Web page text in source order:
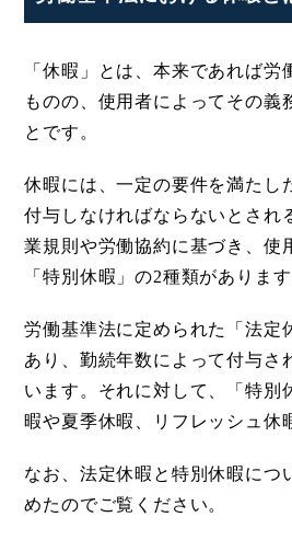
「休暇」とは、本来であれば労
ものの、使用者によってその義
とです。
休暇には、一定の要件を満たし
付与しなければならないとされ
業規則や労働協約に基づき、使
「特別休暇」の2種類があります
労働基準法に定められた「法定
あり、勤続年数によって付与さ
います。それに対して、「特別
暇や夏季休暇、リフレッシュ休
なお、法定休暇と特別休暇につ
めたのでご覧ください。